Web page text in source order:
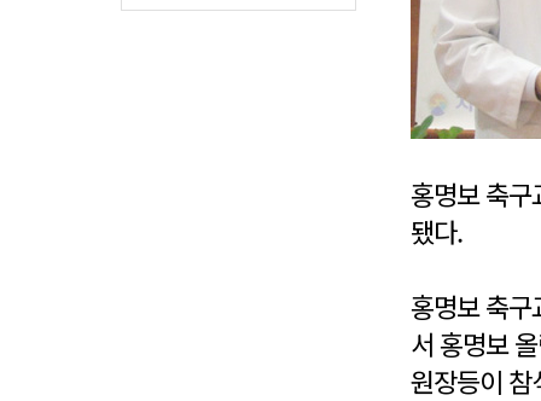
홍명보 축
됐다.
홍명보 축
서 홍명보
원장등이 참